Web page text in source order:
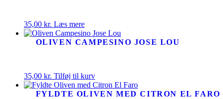
35,00 kr. Læs mere
OLIVEN CAMPESINO JOSE LOU
35,00 kr. Tilføj til kurv
FYLDTE OLIVEN MED CITRON EL FARO